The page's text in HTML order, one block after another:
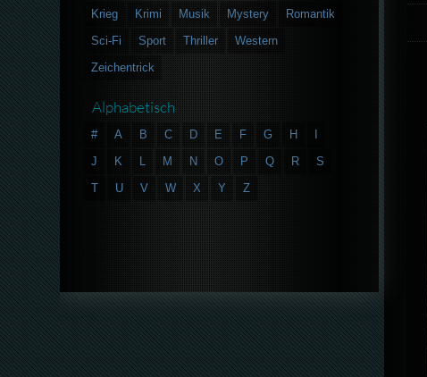
Krieg
Krimi Musik Mystery
Romantik
Sci-Fi
Sport Thriller
Western
Zeichentrick
Alphabetisch
# A B C D E F G H
J
K L M N O P Q R
S
T
U V W X Y Z